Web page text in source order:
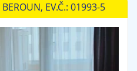
EV.Č.: 01993-5